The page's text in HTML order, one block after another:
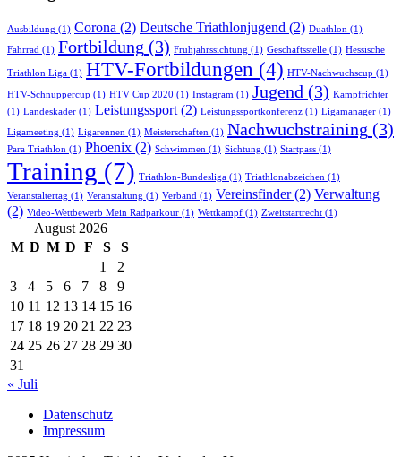
Ausbildung (1) Corona (2) Deutsche Triathlonjugend (2) Duathlon (1)
Fahrrad (1) Fortbildung (3) Frühjahrssichtung (1) Geschäftsstelle (1) Hessische
Triathlon Liga (1) HTV-Fortbildungen (4) HTV-Nachwuchscup (1)
HTV-Schnuppercup (1) HTV Cup 2020 (1) Instagram (1) Jugend (3) Kampfrichter
(1) Landeskader (1) Leistungssport(2) Leistungssportkonferenz (1) Ligamanager (1)
Ligameeting (1) Ligarennen (1) Meisterschaften (1) Nachwuchstraining (3)
Para Triathlon (1) Phoenix (2) Schwimmen (1) Sichtung (1) Startpass (1)
Training (7) Triathlon-Bundesliga (1) Triathlonabzeichen (1)
Veranstaltertag (1) Veranstaltung (1) Verband (1) Vereinsfinder(2) Verwaltung
(2) Video-Wettbewerb Mein Radparkour (1) Wettkampf (1) Zweitstartrecht (1)
August 2026
M D M D F S
S
1
2
3
4 5 6 7 8
9
10 11 12 13 14 15 16
17 18 19 20 21 22 23
24 25 26 27 28 29 30
31
« Juli
Datenschutz
Impressum